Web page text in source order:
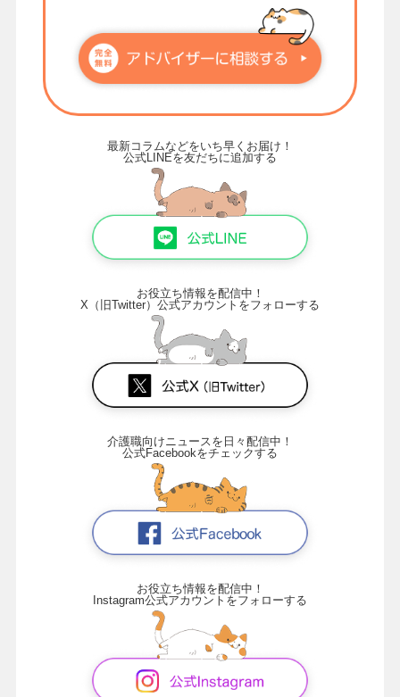
最新コラムなどをいち早くお届け！
公式LINEを友だちに追加する
お役立ち情報を配信中！
X（旧Twitter）公式アカウントをフォローする
介護職向けニュースを日々配信中！
公式Facebookをチェックする
お役立ち情報を配信中！
Instagram公式アカウントをフォローする